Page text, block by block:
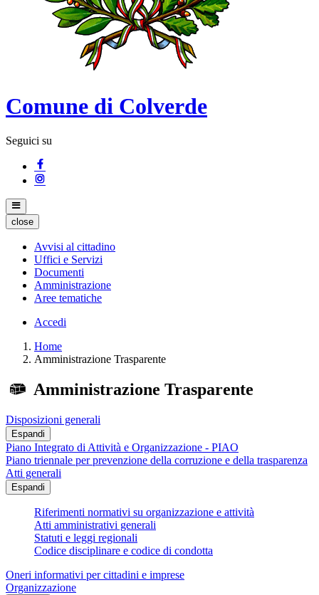
Comune di Colverde
Seguici su
close
Avvisi al cittadino
Uffici e Servizi
Documenti
Amministrazione
Aree tematiche
Accedi
Home
Amministrazione Trasparente
Amministrazione Trasparente
Disposizioni generali
Espandi
Piano Integrato di Attività e Organizzazione - PIAO
Piano triennale per prevenzione della corruzione e della trasparenza
Atti generali
Espandi
Riferimenti normativi su organizzazione e attività
Atti amministrativi generali
Statuti e leggi regionali
Codice disciplinare e codice di condotta
Oneri informativi per cittadini e imprese
Organizzazione